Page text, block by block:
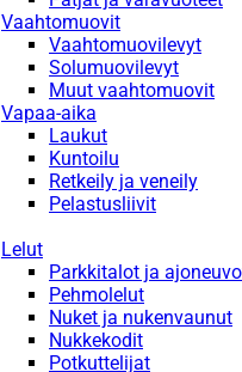
Vaahtomuovit
Vaahtomuovilevyt
Solumuovilevyt
Muut vaahtomuovit
Vapaa-aika
Laukut
Kuntoilu
Retkeily ja veneily
Pelastusliivit
Lelut
Parkkitalot ja
Pehmolelut
Nuket ja nukenvaunut
Nukkekodit
Potkuttelijat